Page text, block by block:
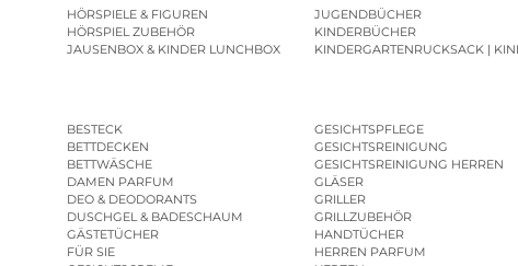
HÖRSPIELE & FIGUREN
HÖRSPIEL ZUBEHÖR
JAUSENBOX & KINDER LUNCHBOX
JUGENDBÜCHER
KINDERBÜCHER
BESTECK
BETTDECKEN
BETTWÄSCHE
DAMEN PARFUM
DEO & DEODORANTS
DUSCHGEL & BADESCHAUM
GÄSTETÜCHER
FÜR SIE
GESICHTSPFLEGE
GESICHTSREINIGUNG
GESICHTSREINIGUNG HERREN
GLÄSER
GRILLER
GRILLZUBEHÖR
HANDTÜCHER
HERREN PARFUM